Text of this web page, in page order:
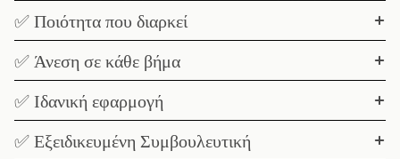
✅ Ποιότητα που διαρκεί
✅ Άνεση σε κάθε βήμα
✅ Ιδανική εφαρμογή
✅ Εξειδικευμένη Συμβουλευτική